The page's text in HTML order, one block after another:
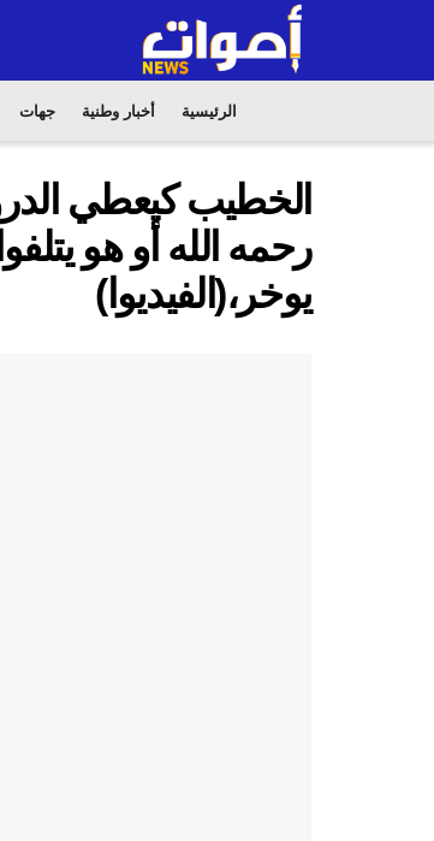
الرئيسية أخبار وطنية جهات
الخطيب كيعطي
رحمه الله أو هو
يوخر،(الفيديوا)